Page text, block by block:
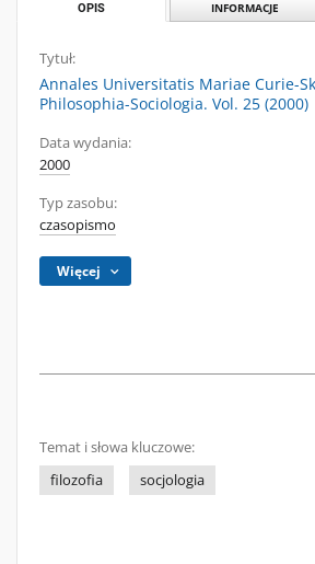
OPIS INFORMACJE
Tytuł:
Annales Universitatis Mariae Curie-
Philosophia-Sociologia. Vol. 25 (2000)
Data wydania:
2000
Typ zasobu:
czasopismo
Więcej
Temat i słowa kluczowe:
filozofia
socjologia